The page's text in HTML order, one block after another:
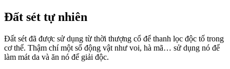
Đất sét tự nhiên
Đất sét đã được sử dụng từ thời thượng cổ để thanh lọc độc tố trong
cơ thể. Thậm chí một số động vật như voi, hà mã… sử dụng nó để
làm mát da và ăn nó để giải độc.